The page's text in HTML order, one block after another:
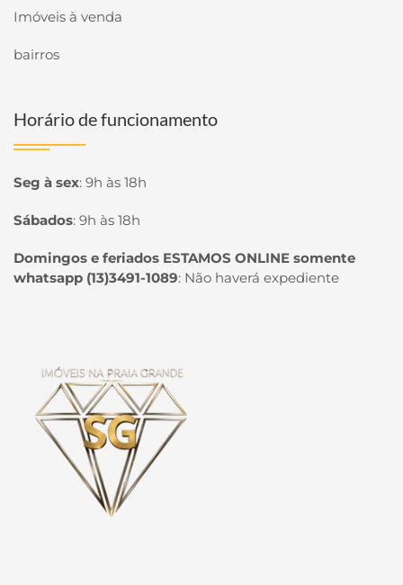
Imóveis à venda
bairros
Horário de funcionamento
Seg à sex: 9h às 18h
Sábados: 9h às 18h
Domingos e feriados ESTAMOS ONLINE somente
whatsapp (13)3491-1089: Não haverá expediente